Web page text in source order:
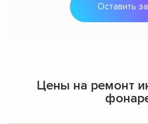
Оставить
Цены на ремонт